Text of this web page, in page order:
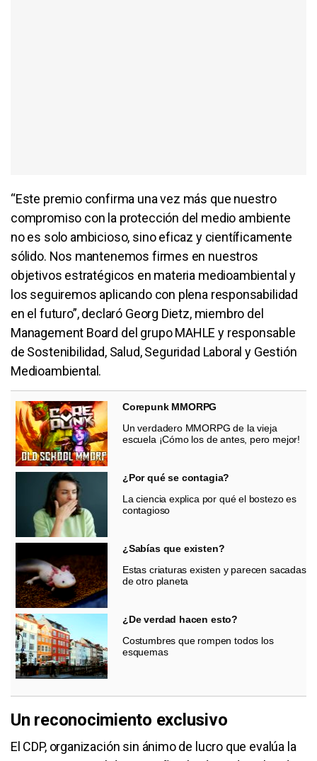
“Este premio confirma una vez más que nuestro
compromiso con la protección del medio ambiente
no es solo ambicioso, sino eficaz y científicamente
sólido. Nos mantenemos firmes en nuestros
objetivos estratégicos en materia medioambiental y
los seguiremos aplicando con plena responsabilidad
en el futuro”, declaró Georg Dietz, miembro del
Management Board del grupo MAHLE y responsable
de Sostenibilidad, Salud, Seguridad Laboral y Gestión
Medioambiental.
Corepunk MMORPG
Un verdadero MMORPG de la vieja
escuela ¡Cómo los de antes, pero mejor!
¿Por qué se contagia?
La ciencia explica por qué el bostezo es
contagioso
¿Sabías que existen?
Estas criaturas existen y parecen sacadas
de otro planeta
¿De verdad hacen esto?
Costumbres que rompen todos los
esquemas
Un reconocimiento exclusivo
El CDP, organización sin ánimo de lucro que evalúa la